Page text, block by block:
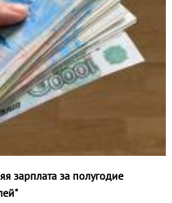
зарплата за полугодие